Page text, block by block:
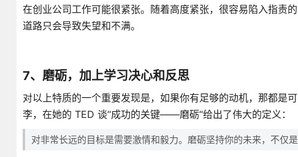
在创业公司工作可能很紧张。随着高度紧张，很容易陷入指责
道路只会导致失望和不满。
7、磨砺，加上学习决心和反思
对以上特质的一个重要发现是，如果你有足够的动机，那都是
李，在她的 TED 谈“成功的关键——磨砺“给出了伟大的定义：
对非常长远的目标是需要激情和毅力。磨砺坚持你的未来，不仅